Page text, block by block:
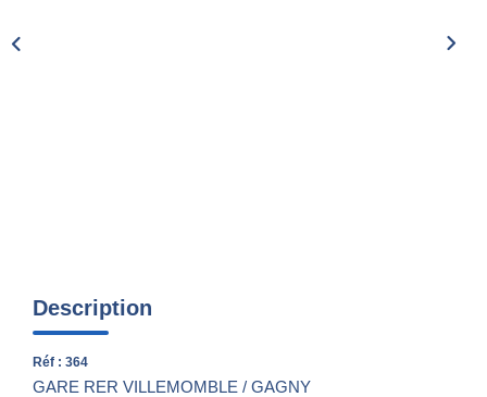
Description
Réf : 364
GARE RER VILLEMOMBLE / GAGNY